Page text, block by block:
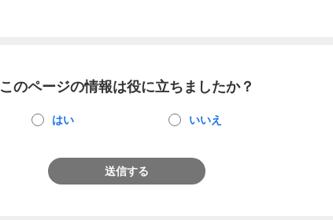
このページの情報は役に立ちましたか？
はい いいえ
送信する